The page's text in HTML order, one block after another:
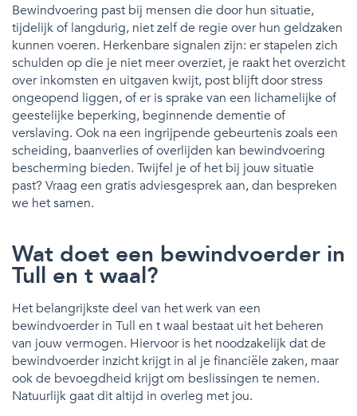
Bewindvoering past bij mensen die door hun situatie,
tijdelijk of langdurig, niet zelf de regie over hun geldzaken
kunnen voeren. Herkenbare signalen zijn: er stapelen zich
schulden op die je niet meer overziet, je raakt het overzicht
over inkomsten en uitgaven kwijt, post blijft door stress
ongeopend liggen, of er is sprake van een lichamelijke of
geestelijke beperking, beginnende dementie of
verslaving. Ook na een ingrijpende gebeurtenis zoals een
scheiding, baanverlies of overlijden kan bewindvoering
bescherming bieden. Twijfel je of het bij jouw situatie
past? Vraag een gratis adviesgesprek aan, dan bespreken
we het samen.
Wat doet een bewindvoerder in
Tull en t waal?
Het belangrijkste deel van het werk van een
bewindvoerder in Tull en t waal bestaat uit het beheren
van jouw vermogen. Hiervoor is het noodzakelijk dat de
bewindvoerder inzicht krijgt in al je financiële zaken, maar
ook de bevoegdheid krijgt om beslissingen te nemen.
Natuurlijk gaat dit altijd in overleg met jou.